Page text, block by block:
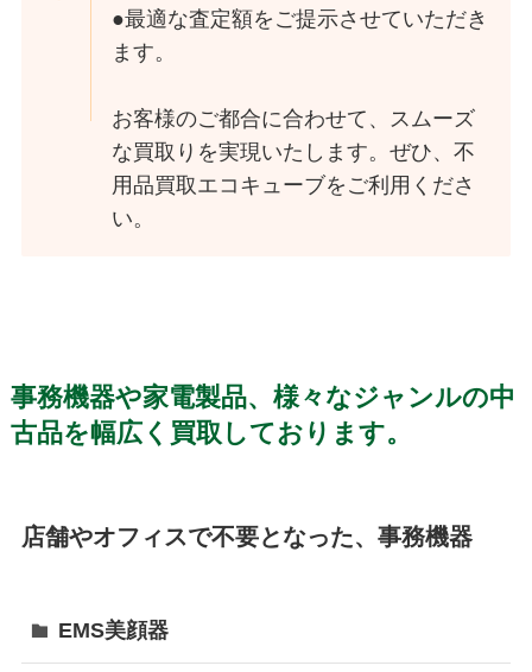
●最適な査定額をご提示させていただき
ます。
お客様のご都合に合わせて、スムーズ
な買取りを実現いたします。ぜひ、不
用品買取エコキューブをご利用くださ
い。
事務機器や家電製品、様々なジャンルの中
古品を幅広く買取しております。
店舗やオフィスで不要となった、事務機器
EMS美顔器